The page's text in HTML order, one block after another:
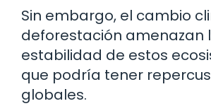
Sin embargo, el cambio
deforestación amenazan
estabilidad de estos
que podría tener
globales.